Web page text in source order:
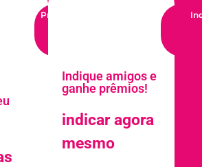
Pra quem já é cliente
Indique amigos e
ganhe prêmios!
indicar agora
mesmo